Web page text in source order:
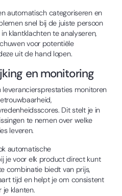
automatisch categoriseren en
snel bij de juiste persoon
klantklachten te analyseren,
voor potentiële
uit de hand lopen.
en monitoring
monitoren
Dit stelt je in
te nemen over welke
leveren.
automatische
je voor elk product direct kunt
combinatie biedt van prijs,
tijd en helpt je om consistent
je klanten.